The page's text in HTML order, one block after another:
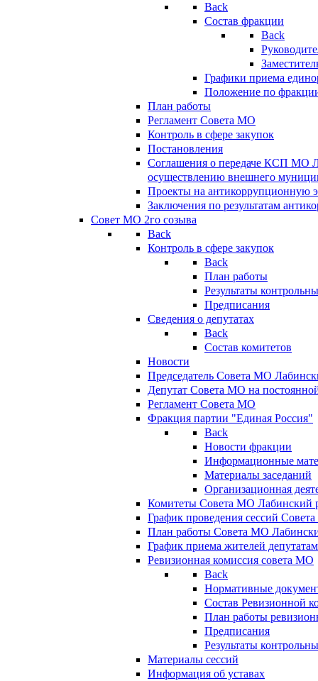
Back
Состав фракции
Back
Графики приема
Положение по
План работы
Регламент Совета МО
Контроль в сфере закупок
Постановления
Соглашения о передаче КСП МО
осуществлению внешнего
Проекты на антикоррупционную
Заключения по результатам
Совет МО 2го созыва
Back
Контроль в сфере закупок
Back
План работы
Результаты
Предписания
Сведения о депутатах
Back
Состав комитетов
Новости
Председатель Совета МО
Депутат Совета МО на
Регламент Совета МО
Фракция партии "Единая Россия"
Back
Новости фракции
Информационные
Материалы заседаний
Организационная
Комитеты Совета МО Лабинский
График проведения сессий
План работы Совета МО
График приема жителей
Ревизионная комиссия совета МО
Back
Нормативные
Состав Ревизионной
План работы
Предписания
Результаты
Материалы сессий
Информация об уставах